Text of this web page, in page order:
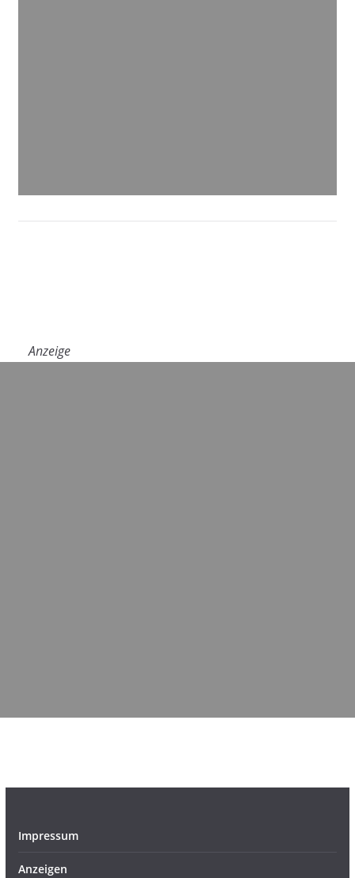
Anzeige
Impressum
Anzeigen